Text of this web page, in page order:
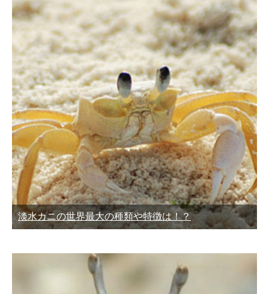
淡水カニの世界最大の種類や特徴は！？